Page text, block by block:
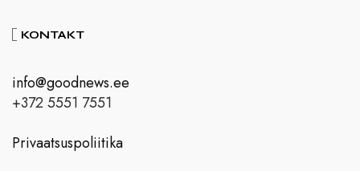
KONTAKT
info@goodnews.ee
+372 5551 7551
Privaatsuspoliitika